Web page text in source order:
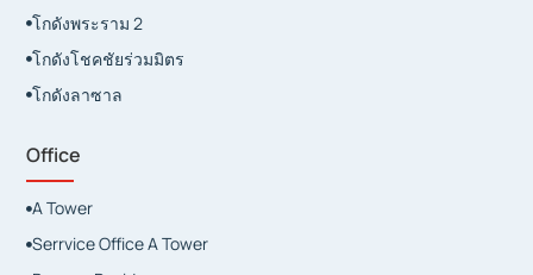
โกดังพระราม 2
โกดังโชคชัยร่วมมิตร
โกดังลาซาล
Office
A Tower
Serrvice Office A Tower